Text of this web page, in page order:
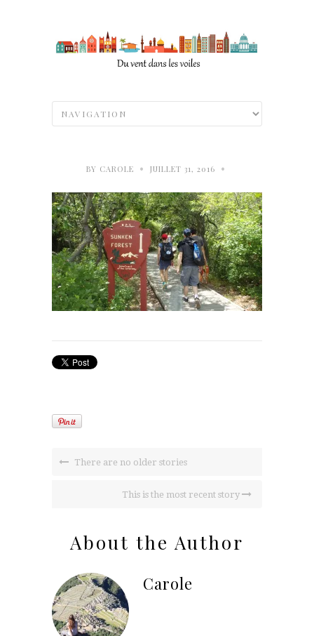
BY CAROLE • JUILLET 31, 2016 •
There are no older stories
This is the most recent story
About the Author
Carole